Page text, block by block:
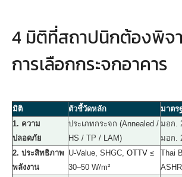
4 มิติที่สถาปนิกต้องพิจ
การเลือกกระจกอาคาร
มิติ ตัวชี้วัดหลัก
มาตร
1. ความ
ปลอดภัย
ประเภทกระจก (Annealed /
HS / TP / LAM)
มอก.
มอก.
2. ประสิทธิภาพ
พลังงาน
U-Value, SHGC, OTTV ≤
30–50 W/m²
Thai